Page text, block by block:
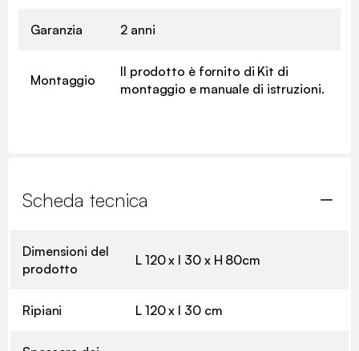
Garanzia 2 anni
Montaggio
Il prodotto è fornito di Kit di
montaggio e manuale di istruzioni.
Scheda tecnica
Dimensioni del
prodotto
L 120 x l 30 x H 80cm
Ripiani L 120 x l 30 cm